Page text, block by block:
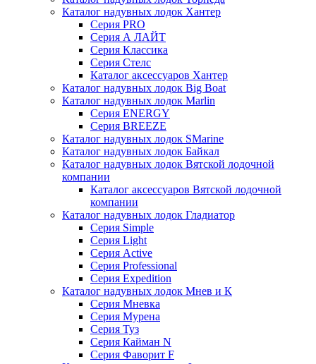
Каталог надувных лодок Хантер
Серия PRO
Серия А ЛАЙТ
Серия Классика
Серия Стелс
Каталог аксессуаров Хантер
Каталог надувных лодок Big Boat
Каталог надувных лодок Marlin
Серия ENERGY
Серия BREEZE
Каталог надувных лодок SMarine
Каталог надувных лодок Байкал
Каталог надувных лодок Вятской лодочной
компании
Каталог аксессуаров Вятской лодочной
компании
Каталог надувных лодок Гладиатор
Серия Simple
Серия Light
Серия Active
Серия Professional
Серия Expedition
Каталог надувных лодок Мнев и К
Серия Мневка
Серия Мурена
Серия Туз
Серия Кайман N
Серия Фаворит F